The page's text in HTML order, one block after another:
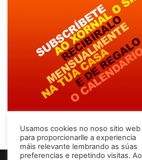
Usamos cookies no noso sitio web
para proporcionarlle a experiencia
máis relevante lembrando as súas
preferencias e repetindo visitas. Ao